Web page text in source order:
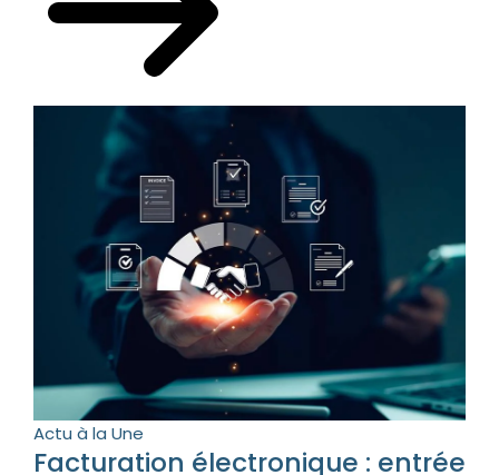
Actu à la Une
Facturation électronique : entrée